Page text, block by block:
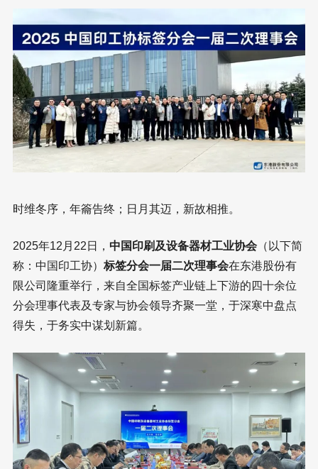
时维冬序，年籥告终；日月其迈，新故相推。
2025年12月22日， 中国印刷及设备器材工业协会 （以下简
称：中国印工协） 标签分会一届二次理事会在东港股份有
限公司隆重举行，来自全国标签产业链上下游的四十余位
分会理事代表及专家与协会领导齐聚一堂，于深寒中盘点
得失，于务实中谋划新篇。